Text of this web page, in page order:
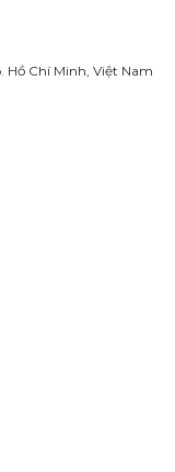
Hồ Chí Minh, Việt Nam